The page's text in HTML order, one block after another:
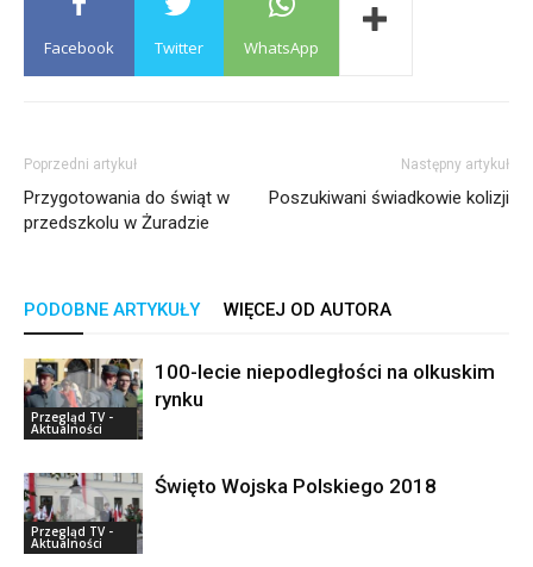
Facebook Twitter WhatsApp
Poprzedni artykuł
Przygotowania do świąt w
przedszkolu w Żuradzie
Następny artykuł
Poszukiwani świadkowie kolizji
PODOBNE ARTYKUŁY WIĘCEJ OD AUTORA
Przegląd TV -
Aktualności
100-lecie niepodległości na olkuskim
rynku
Przegląd TV -
Aktualności
Święto Wojska Polskiego 2018